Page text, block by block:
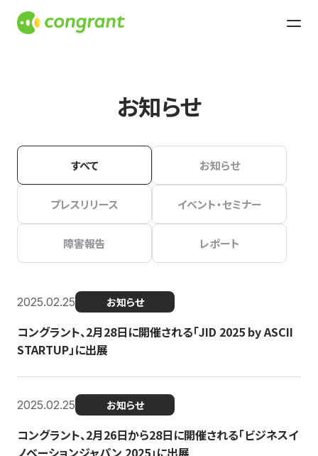
お知らせ
すべて お知らせ
プレスリリース イベント・セミナー
障害報告 レポート
2025.02.25 お知らせ
コングラント、2月28日に開催される「JID 2025 by ASCII
STARTUP」に出展
2025.02.25 お知らせ
コングラント、2月26日から28日に開催される「ビジネスイ
ノベーションジャパン 2025」に出展